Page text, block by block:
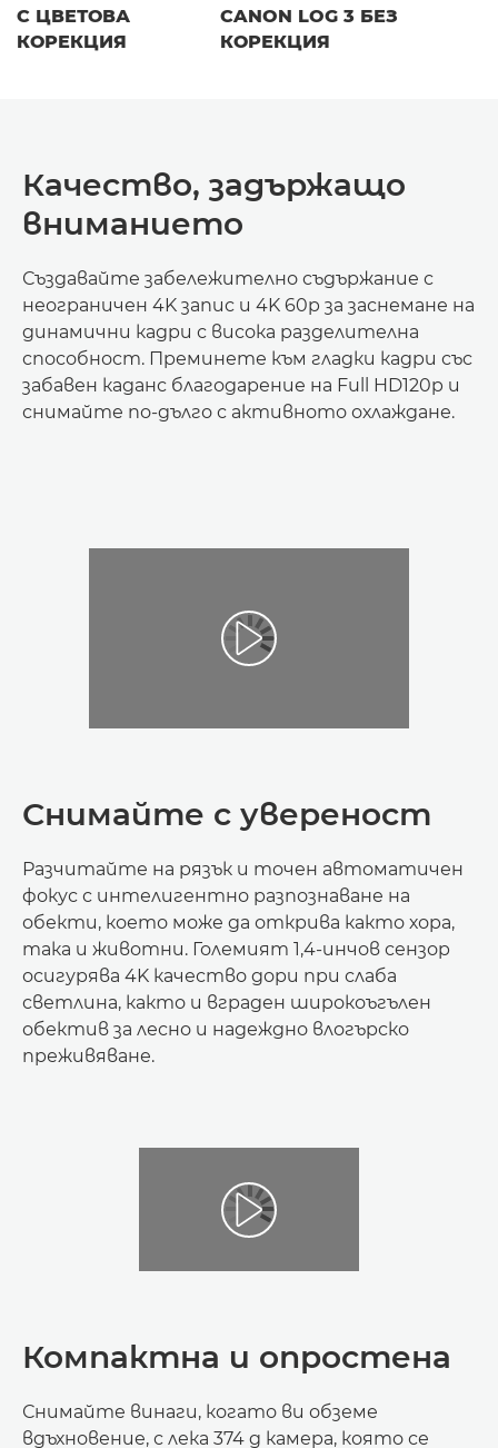
С ЦВЕТОВА
КОРЕКЦИЯ
CANON LOG 3 БЕЗ
КОРЕКЦИЯ
Качество, задържащо
вниманието
Създавайте забележително съдържание с
неограничен 4K запис и 4K 60p за заснемане на
динамични кадри с висока разделителна
способност. Преминете към гладки кадри със
забавен каданс благодарение на Full HD120p и
снимайте по-дълго с активното охлаждане.
Снимайте с увереност
Разчитайте на рязък и точен автоматичен
фокус с интелигентно разпознаване на
обекти, което може да открива както хора,
така и животни. Големият 1,4-инчов сензор
осигурява 4K качество дори при слаба
светлина, както и вграден широкоъгълен
обектив за лесно и надеждно влогърско
преживяване.
Компактна и опростена
Снимайте винаги, когато ви обземе
вдъхновение, с лека 374 g камера, която се